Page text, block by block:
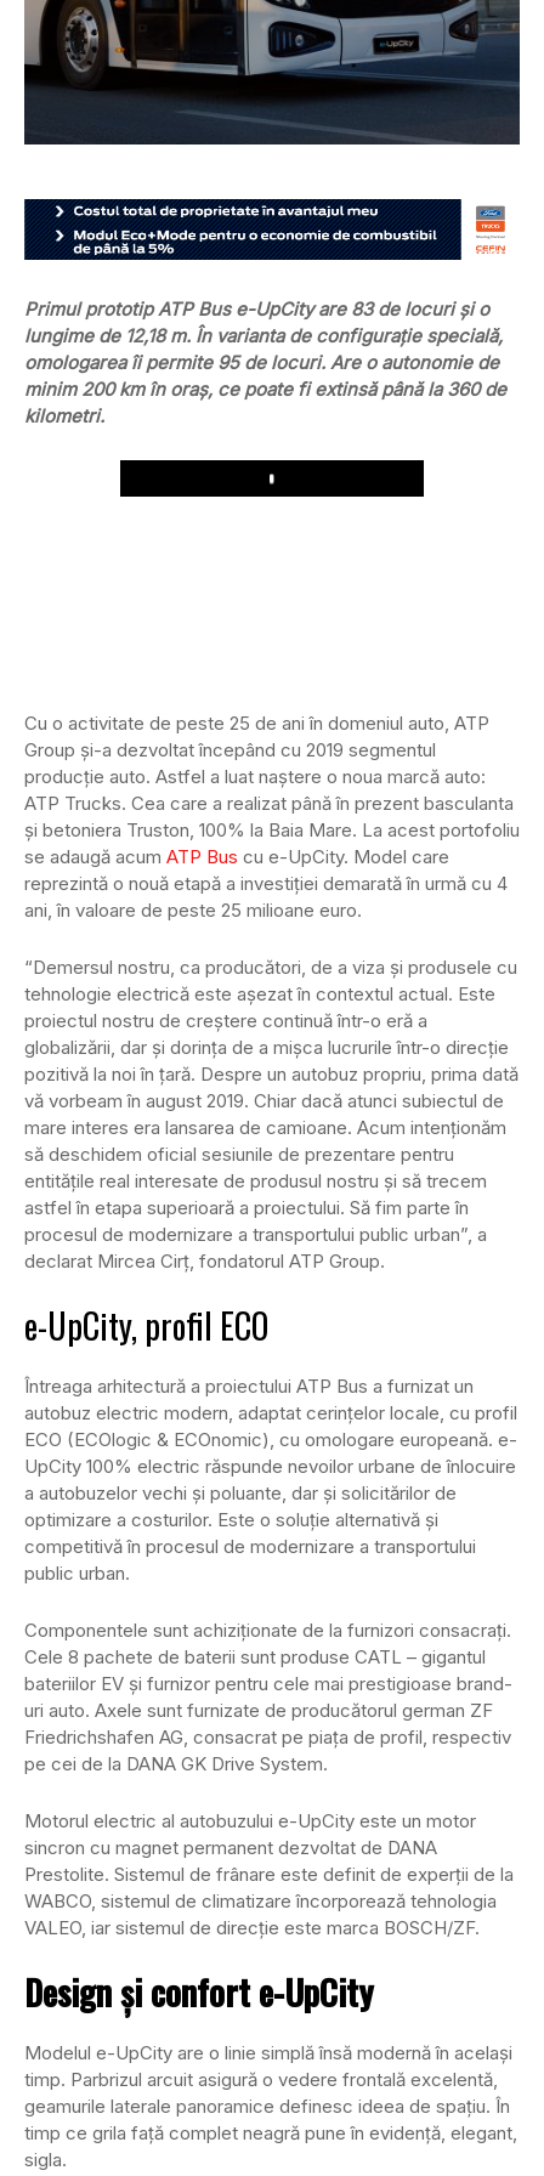
Primul prototip ATP Bus e-UpCity are 83 de locuri și o
lungime de 12,18 m. În varianta de configurație specială,
omologarea îi permite 95 de locuri. Are o autonomie de
minim 200 km în oraș, ce poate fi extinsă până la 360 de
kilometri.
Play
Cu o activitate de peste 25 de ani în domeniul auto, ATP
Group și-a dezvoltat începând cu 2019 segmentul
producție auto. Astfel a luat naștere o noua marcă auto:
ATP Trucks. Cea care a realizat până în prezent basculanta
și betoniera Truston, 100% la Baia Mare. La acest portofoliu
se adaugă acum ATP Bus cu e-UpCity. Model care
reprezintă o nouă etapă a investiției demarată în urmă cu 4
ani, în valoare de peste 25 milioane euro.
“Demersul nostru, ca producători, de a viza și produsele cu
tehnologie electrică este așezat în contextul actual. Este
proiectul nostru de creştere continuă într-o eră a
globalizării, dar și dorința de a mișca lucrurile într-o direcție
pozitivă la noi în țară. Despre un autobuz propriu, prima dată
vă vorbeam în august 2019. Chiar dacă atunci subiectul de
mare interes era lansarea de camioane. Acum intenționăm
să deschidem oficial sesiunile de prezentare pentru
entitățile real interesate de produsul nostru și să trecem
astfel în etapa superioară a proiectului. Să fim parte în
procesul de modernizare a transportului public urban”, a
declarat Mircea Cirț, fondatorul ATP Group.
e-UpCity, profil ECO
Întreaga arhitectură a proiectului ATP Bus a furnizat un
autobuz electric modern, adaptat cerințelor locale, cu profil
ECO (ECOlogic & ECOnomic), cu omologare europeană. e-
UpCity 100% electric răspunde nevoilor urbane de înlocuire
a autobuzelor vechi și poluante, dar și solicitărilor de
optimizare a costurilor. Este o soluție alternativă și
competitivă în procesul de modernizare a transportului
public urban.
Componentele sunt achiziționate de la furnizori consacrați.
Cele 8 pachete de baterii sunt produse CATL – gigantul
bateriilor EV și furnizor pentru cele mai prestigioase brand-
uri auto. Axele sunt furnizate de producătorul german ZF
Friedrichshafen AG, consacrat pe piața de profil, respectiv
pe cei de la DANA GK Drive System.
Motorul electric al autobuzului e-UpCity este un motor
sincron cu magnet permanent dezvoltat de DANA
Prestolite. Sistemul de frânare este definit de experții de la
WABCO, sistemul de climatizare încorporează tehnologia
VALEO, iar sistemul de direcție este marca BOSCH/ZF.
Design și confort e-UpCity
Modelul e-UpCity are o linie simplă însă modernă în același
timp. Parbrizul arcuit asigură o vedere frontală excelentă,
geamurile laterale panoramice definesc ideea de spațiu. În
timp ce grila față complet neagră pune în evidență, elegant,
sigla.